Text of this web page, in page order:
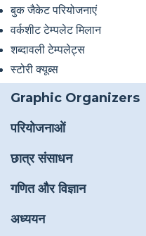
बुक जैकेट परियोजनाएं
वर्कशीट टेम्पलेट मिलान
शब्दावली टेम्पलेट्स
स्टोरी क्यूब्स
Graphic Organizers
परियोजनाओं
छात्र संसाधन
गणित और विज्ञान
अध्ययन